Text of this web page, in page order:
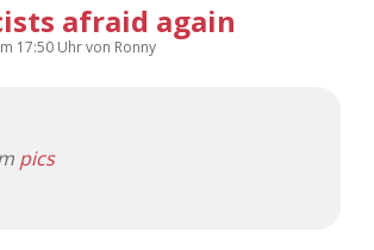
KFMW-Disco
Contact
facebookinstagram
afraid again
17:50 Uhrvon Ronny
pics